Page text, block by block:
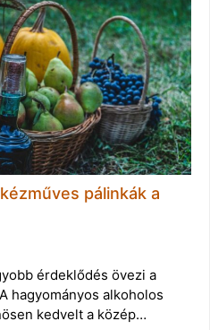
pálinkák a
érdeklődés övezi a
hagyományos alkoholos
kedvelt a közép…